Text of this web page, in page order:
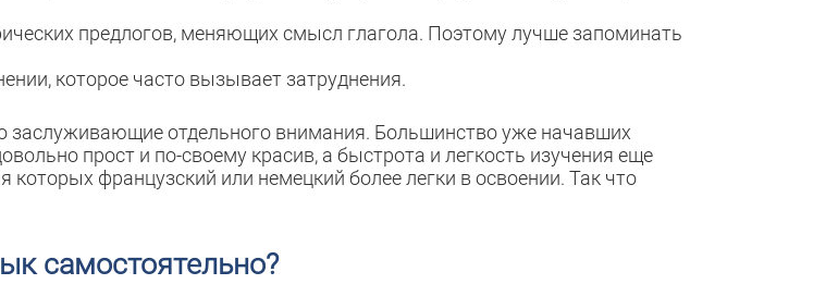
предлогов, меняющих смысл глагола. Поэтому лучше запоминать
которое часто вызывает затруднения.
заслуживающие отдельного внимания. Большинство уже начавших
прост и по-своему красив, а быстрота и легкость изучения еще
французский или немецкий более легки в освоении. Так что
самостоятельно?